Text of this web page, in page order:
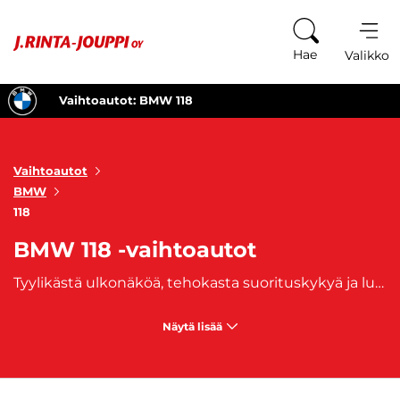
Hae Valikko
Vaihtoautot: BMW 118
Vaihtoautot
BMW
118
BMW 118 -vaihtoautot
Tyylikästä ulkonäköä, tehokasta suorituskykyä ja luotettavuutta – näitä ominaisuuksia tarjoavat BMW:n 118-mallin vaihtoautot. BMW 118-mallin sisätilat ovat suunniteltu tarjoamaan mukavuutta ja käytännöllisyyttä. Istuimet ovat ergonomisesti muotoiltuja ja tarjoavat tukea pitkilläkin matkoilla. BMW 118 -vaihtoautot ovat myös teknologisesti kehittyneitä, ja niistä löytyy monia ominaisuuksia, jotka tekevät ajamisesta helppoa, mukavaa ja viihdyttävää. Hanki oma BMW 118 -vaihtoauto ja koe kaikki nämä edut, ja vielä enemmän!
Näytä lisää